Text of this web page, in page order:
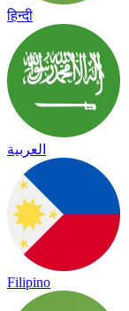
हिन्दी
العربية
Filipino